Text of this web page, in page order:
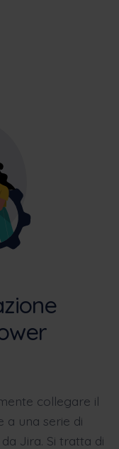
collegare il
a una serie di
Jira. Si tratta di